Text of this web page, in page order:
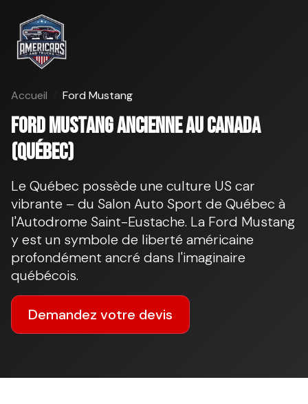
Accueil Ford Mustang
Ford Mustang ancienne au Canada
(Québec)
Le Québec possède une culture US car
vibrante – du Salon Auto Sport de Québec à
l'Autodrome Saint-Eustache. La Ford Mustang
y est un symbole de liberté américaine
profondément ancré dans l'imaginaire
québécois.
Demandez votre devis